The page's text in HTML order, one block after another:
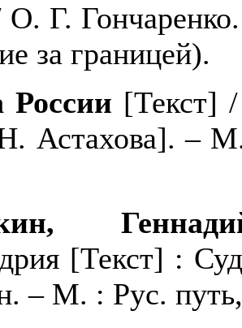
О. Г.
за границей).
России [Текст]
Астахова]. –
[Текст] :
– М. : Рус.